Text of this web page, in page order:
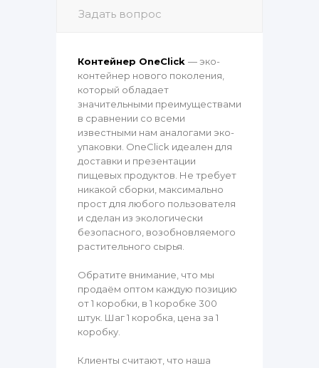
Задать вопрос
Контейнер OneClick — эко-
контейнер нового поколения,
который обладает
значительными преимуществами
в сравнении со всеми
известными нам аналогами эко-
упаковки. OneClick идеален для
доставки и презентации
пищевых продуктов. Не требует
никакой сборки, максимально
прост для любого пользователя
и сделан из экологически
безопасного, возобновляемого
растительного сырья.
Обратите внимание, что мы
продаём оптом каждую позицию
от 1 коробки, в 1 коробке 300
штук. Шаг 1 коробка, цена за 1
коробку.
Клиенты считают, что наша